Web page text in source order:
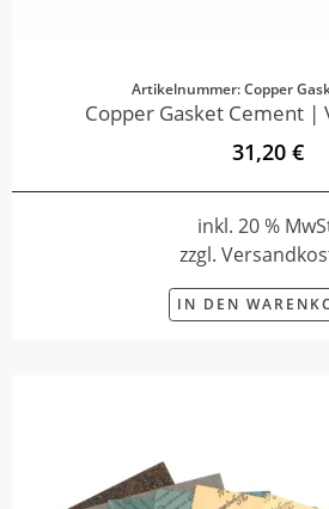
Artikelnummer: Copper
Copper Gasket Cement |
31,20 €
inkl. 20 %
zzgl.
IN DEN